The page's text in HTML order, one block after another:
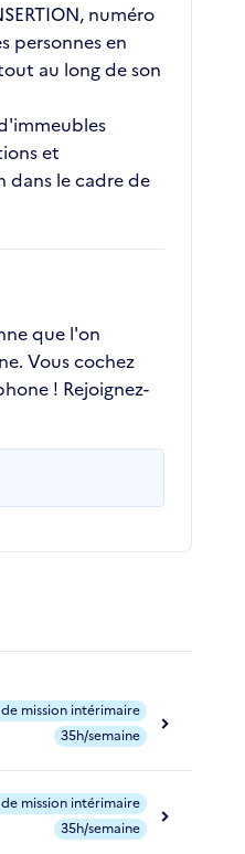
numéro
personnes en
au long de son
et
dans le cadre de
que l'on
Vous cochez
! Rejoignez-
mission intérimaire
35h/semaine
mission intérimaire
35h/semaine